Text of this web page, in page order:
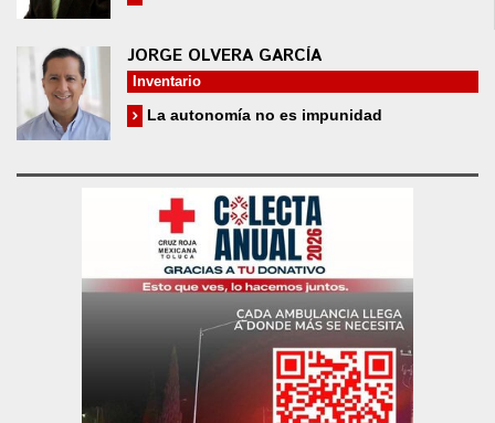
JORGE OLVERA GARCÍA
Inventario
La autonomía no es impunidad